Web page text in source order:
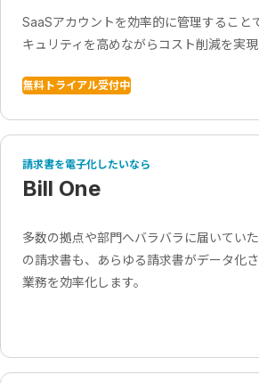
SaaSアカウントを効率的に管理すること
キュリティを高めながらコスト削減を実現
無料トライアル受付中
請求書を電子化したいなら
Bill One
多数の拠点や部門へバラバラに届いてい
の請求書も、あらゆる請求書がデータ化
業務を効率化します。